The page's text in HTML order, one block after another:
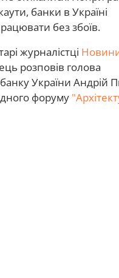
банки в Україні
без збоїв.
журналістці
розповів голова
України Андрій
форуму